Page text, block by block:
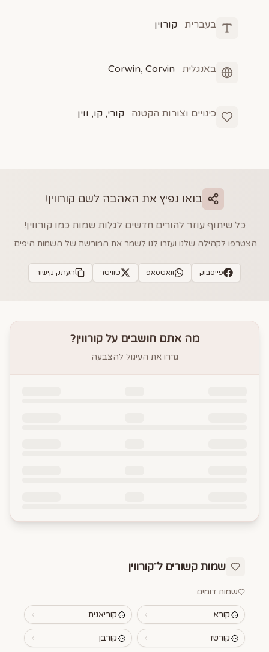
בעברית קורוין
באנגלית Corwin, Corvin
כינויים וצורות הקטנה קורי, קו, ווין
בואו נפיץ את האהבה לשם קורווין!
כל שיתוף עוזר להורים חדשים לגלות שמות כמו קורווין!
הצטרפו לקהילה שלנו ועזרו לנו לשמר את המורשת של השמות היפים.
פייסבוק וואטסאפ טוויטר העתק קישור
מה אתם חושבים עלקורווין?
גררו את העיגול להצבעה
שמות קשורים ל־קורווין
שמות דומים
קורא קוריאנית
קורטז קורבן